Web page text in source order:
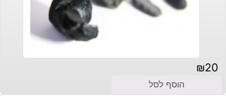
₪20
הוסף לסל